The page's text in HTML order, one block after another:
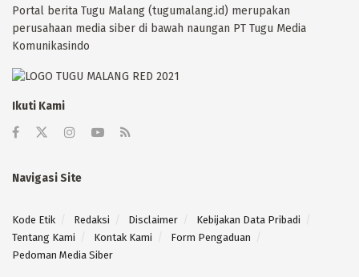
Portal berita Tugu Malang (tugumalang.id) merupakan
perusahaan media siber di bawah naungan PT Tugu Media
Komunikasindo
Ikuti Kami
Navigasi Site
Kode Etik Redaksi Disclaimer
Kebijakan Data Pribadi
Tentang Kami
Kontak Kami
Form Pengaduan
Pedoman Media Siber